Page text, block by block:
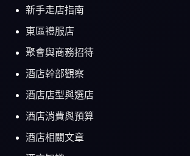
新手走店指南
東區禮服店
聚會與商務招待
酒店幹部觀察
酒店店型與選店
酒店消費與預算
酒店相關文章